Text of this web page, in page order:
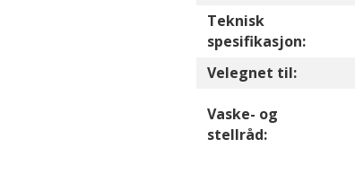
Teknisk
spesifikasjon:
Velegnet til:
Vaske- og
stellråd: